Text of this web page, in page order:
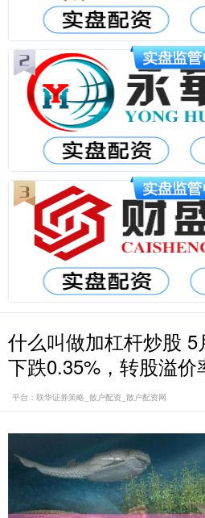
什么叫做加杠杆炒股
下跌0.35%，转股溢价
平台：联华证券策略_散户配资_散户配资网